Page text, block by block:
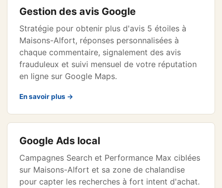
Gestion des avis Google
Stratégie pour obtenir plus d'avis 5 étoiles à
Maisons-Alfort, réponses personnalisées à
chaque commentaire, signalement des avis
frauduleux et suivi mensuel de votre réputation
en ligne sur Google Maps.
En savoir plus →
Google Ads local
Campagnes Search et Performance Max ciblées
sur Maisons-Alfort et sa zone de chalandise
pour capter les recherches à fort intent d'achat.